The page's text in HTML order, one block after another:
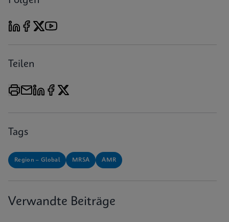
Teilen
Tags
Region – Global MRSA AMR
Verwandte Beiträge